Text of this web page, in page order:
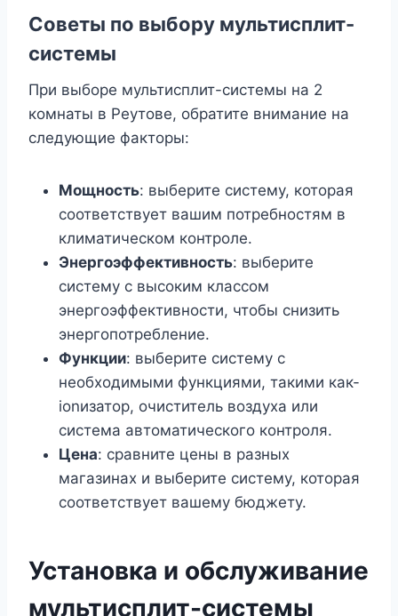
Советы по выбору мультисплит-
системы
При выборе мультисплит-системы на 2
комнаты в Реутове, обратите внимание на
следующие факторы:
Мощность: выберите систему, которая
соответствует вашим потребностям в
климатическом контроле.
Энергоэффективность: выберите
систему с высоким классом
энергоэффективности, чтобы снизить
энергопотребление.
Функции: выберите систему с
необходимыми функциями, такими как-
ionизатор, очиститель воздуха или
система автоматического контроля.
Цена: сравните цены в разных
магазинах и выберите систему, которая
соответствует вашему бюджету.
Установка и обслуживание
мультисплит-системы